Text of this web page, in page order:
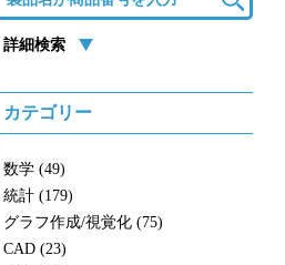
詳細検索
カテゴリー
数学 (49)
統計 (179)
グラフ作成/視覚化 (75)
CAD (23)